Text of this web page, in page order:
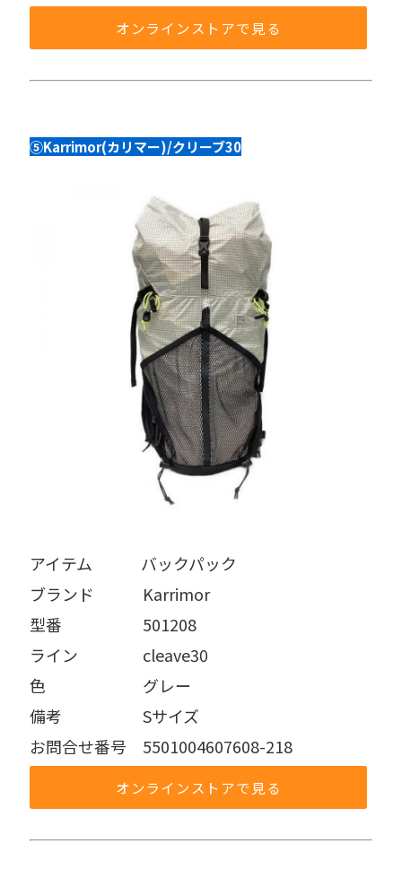
オンラインストアで見る
⑤Karrimor(カリマー)/クリーブ30
アイテム   バックパック
ブランド   Karrimor
型番     501208
ライン    cleave30
色      グレー
備考     Sサイズ
お問合せ番号 5501004607608-218
オンラインストアで見る